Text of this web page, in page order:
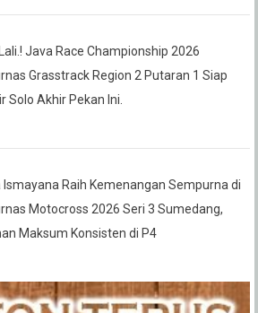
Java Race Championship 2026
Grasstrack Region 2 Putaran 1 Siap
Solo Akhir Pekan Ini.
Ismayana Raih Kemenangan Sempurna di
Motocross 2026 Seri 3 Sumedang,
Maksum Konsisten di P4